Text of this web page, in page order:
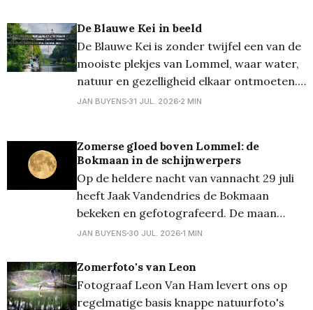
voor de natuur dus... 💡Vergeet ook niet
uw
De Blauwe Kei in beeld
De Blauwe Kei is zonder twijfel een van de
mooiste plekjes van Lommel, waar water,
natuur en gezelligheid elkaar ontmoeten.
En fotograaf Jan Thomas bezorgde ons
en de verbindingsbrug tussen Lommel en
Mol maken deze
JAN BUYENS 31 JUL. 2026 2 MIN
Zomerse gloed boven Lommel: de
Bokmaan in de schijnwerpers
Op de heldere nacht van vannacht 29 juli
heeft Jaak Vandendries de Bokmaan
bekeken en gefotografeerd. De maan
bereikte rond 23u30 haar hoogste punt in
tegen de donkere achtergrond van de
nacht. Op de foto is de bijna volle maan te
zien met de
JAN BUYENS 30 JUL. 2026 1 MIN
Zomerfoto's van Leon
Fotograaf Leon Van Ham levert ons op
regelmatige basis knappe natuurfoto's